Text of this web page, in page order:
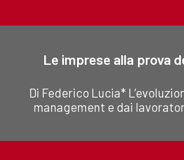
Le imprese alla prova
Di Federico Lucia*
management e dai